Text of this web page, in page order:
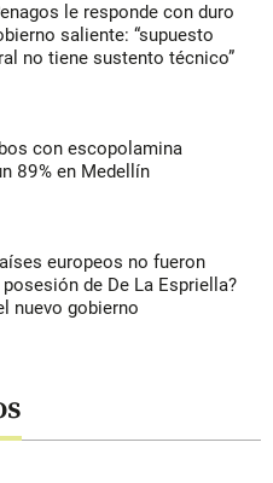
le responde con duro
saliente: “supuesto
no tiene sustento técnico”
con escopolamina
89% en Medellín
europeos no fueron
de De La Espriella?
nuevo gobierno